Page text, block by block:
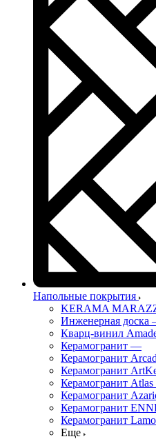
Напольные покрытия
KERAMA
Инженерная доска
Кварц-винил
Керамогранит —
Керамогранит
Керамогранит
Керамогранит Atlas
Керамогранит
Керамогранит
Керамогранит
Еще